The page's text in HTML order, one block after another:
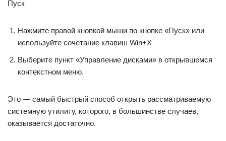
Нажмите правой кнопкой мыши по кнопке «Пуск» или
используйте сочетание клавиш Win+X
Выберите пункт «Управление дисками» в открывшемся
контекстном меню.
Это — самый быстрый способ открыть рассматриваемую
системную утилиту, которого, в большинстве случаев,
оказывается достаточно.